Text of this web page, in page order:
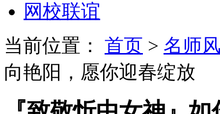
网校联谊
当前位置： 首页 > 名师
向艳阳，愿你迎春绽放